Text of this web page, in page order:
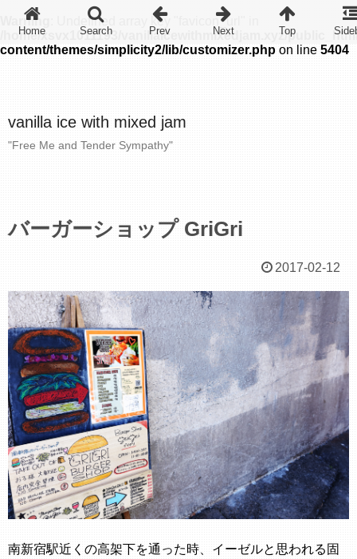
Warning
: Undefined array key "favicon_url" in
/home/xsvx1011193/vanillaicewithmixedjam.xyz/
content/themes/simplicity2/lib/customizer.php on line 5404
vanilla ice with mixed jam
"Free Me and Tender Sympathy"
バーガーショップ GriGri
2017-02-12
南新宿駅近くの高架下を通った時、イーゼルと思われる固